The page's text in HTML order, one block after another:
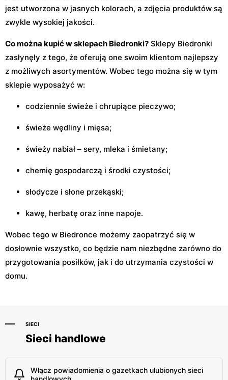
jest utworzona w jasnych kolorach, a zdjęcia produktów są
zwykle wysokiej jakości.
Co można kupić w sklepach Biedronki? Sklepy Biedronki
zasłynęły z tego, że oferują one swoim klientom najlepszy
z możliwych asortymentów. Wobec tego można się w tym
sklepie wyposażyć w:
codziennie świeże i chrupiące pieczywo;
świeże wędliny i mięsa;
świeży nabiał – sery, mleka i śmietany;
chemię gospodarczą i środki czystości;
słodycze i słone przekąski;
kawę, herbatę oraz inne napoje.
Wobec tego w Biedronce możemy zaopatrzyć się w
dosłownie wszystko, co będzie nam niezbędne zarówno do
przygotowania posiłków, jak i do utrzymania czystości w
domu.
SIECI
Sieci handlowe
Włącz powiadomienia o gazetkach ulubionych sieci